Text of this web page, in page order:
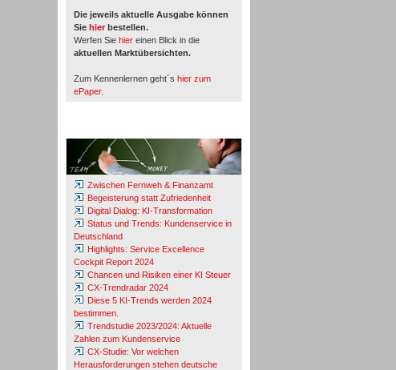
Die jeweils aktuelle Ausgabe können
Sie hier bestellen.
Werfen Sie hier einen Blick in die
aktuellen Marktübersichten.
Zum Kennenlernen geht´s hier zum
ePaper.
Zwischen Fernweh & Finanzamt
Begeisterung statt Zufriedenheit
Digital Dialog: KI-Transformation
Status und Trends: Kundenservice in
Deutschland
Highlights: Service Excellence
Cockpit Report 2024
Chancen und Risiken einer KI Steuer
CX-Trendradar 2024
Diese 5 KI-Trends werden 2024
bestimmen.
Trendstudie 2023/2024: Aktuelle
Zahlen zum Kundenservice
CX-Studie: Vor welchen
Herausforderungen stehen deutsche